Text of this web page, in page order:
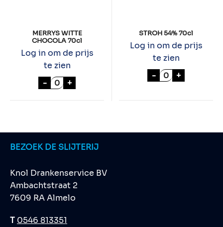
MERRYS WITTE
CHOCOLA 70cl
Log in om de prijs
te zien
- MERRYS WITTE CHOCOLA 70cl aantal
+
STROH 54% 70cl
Log in om de prijs
te zien
- STROH 54%
+
BEZOEK DE SLIJTERIJ
Knol Drankenservice BV
Ambachtstraat 2
7609 RA Almelo
T 0546 813351